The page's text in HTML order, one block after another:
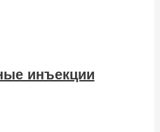
инъекции